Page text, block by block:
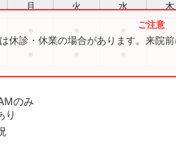
月 火 水 木
休診・休業の場合があります。来院
のみ
り